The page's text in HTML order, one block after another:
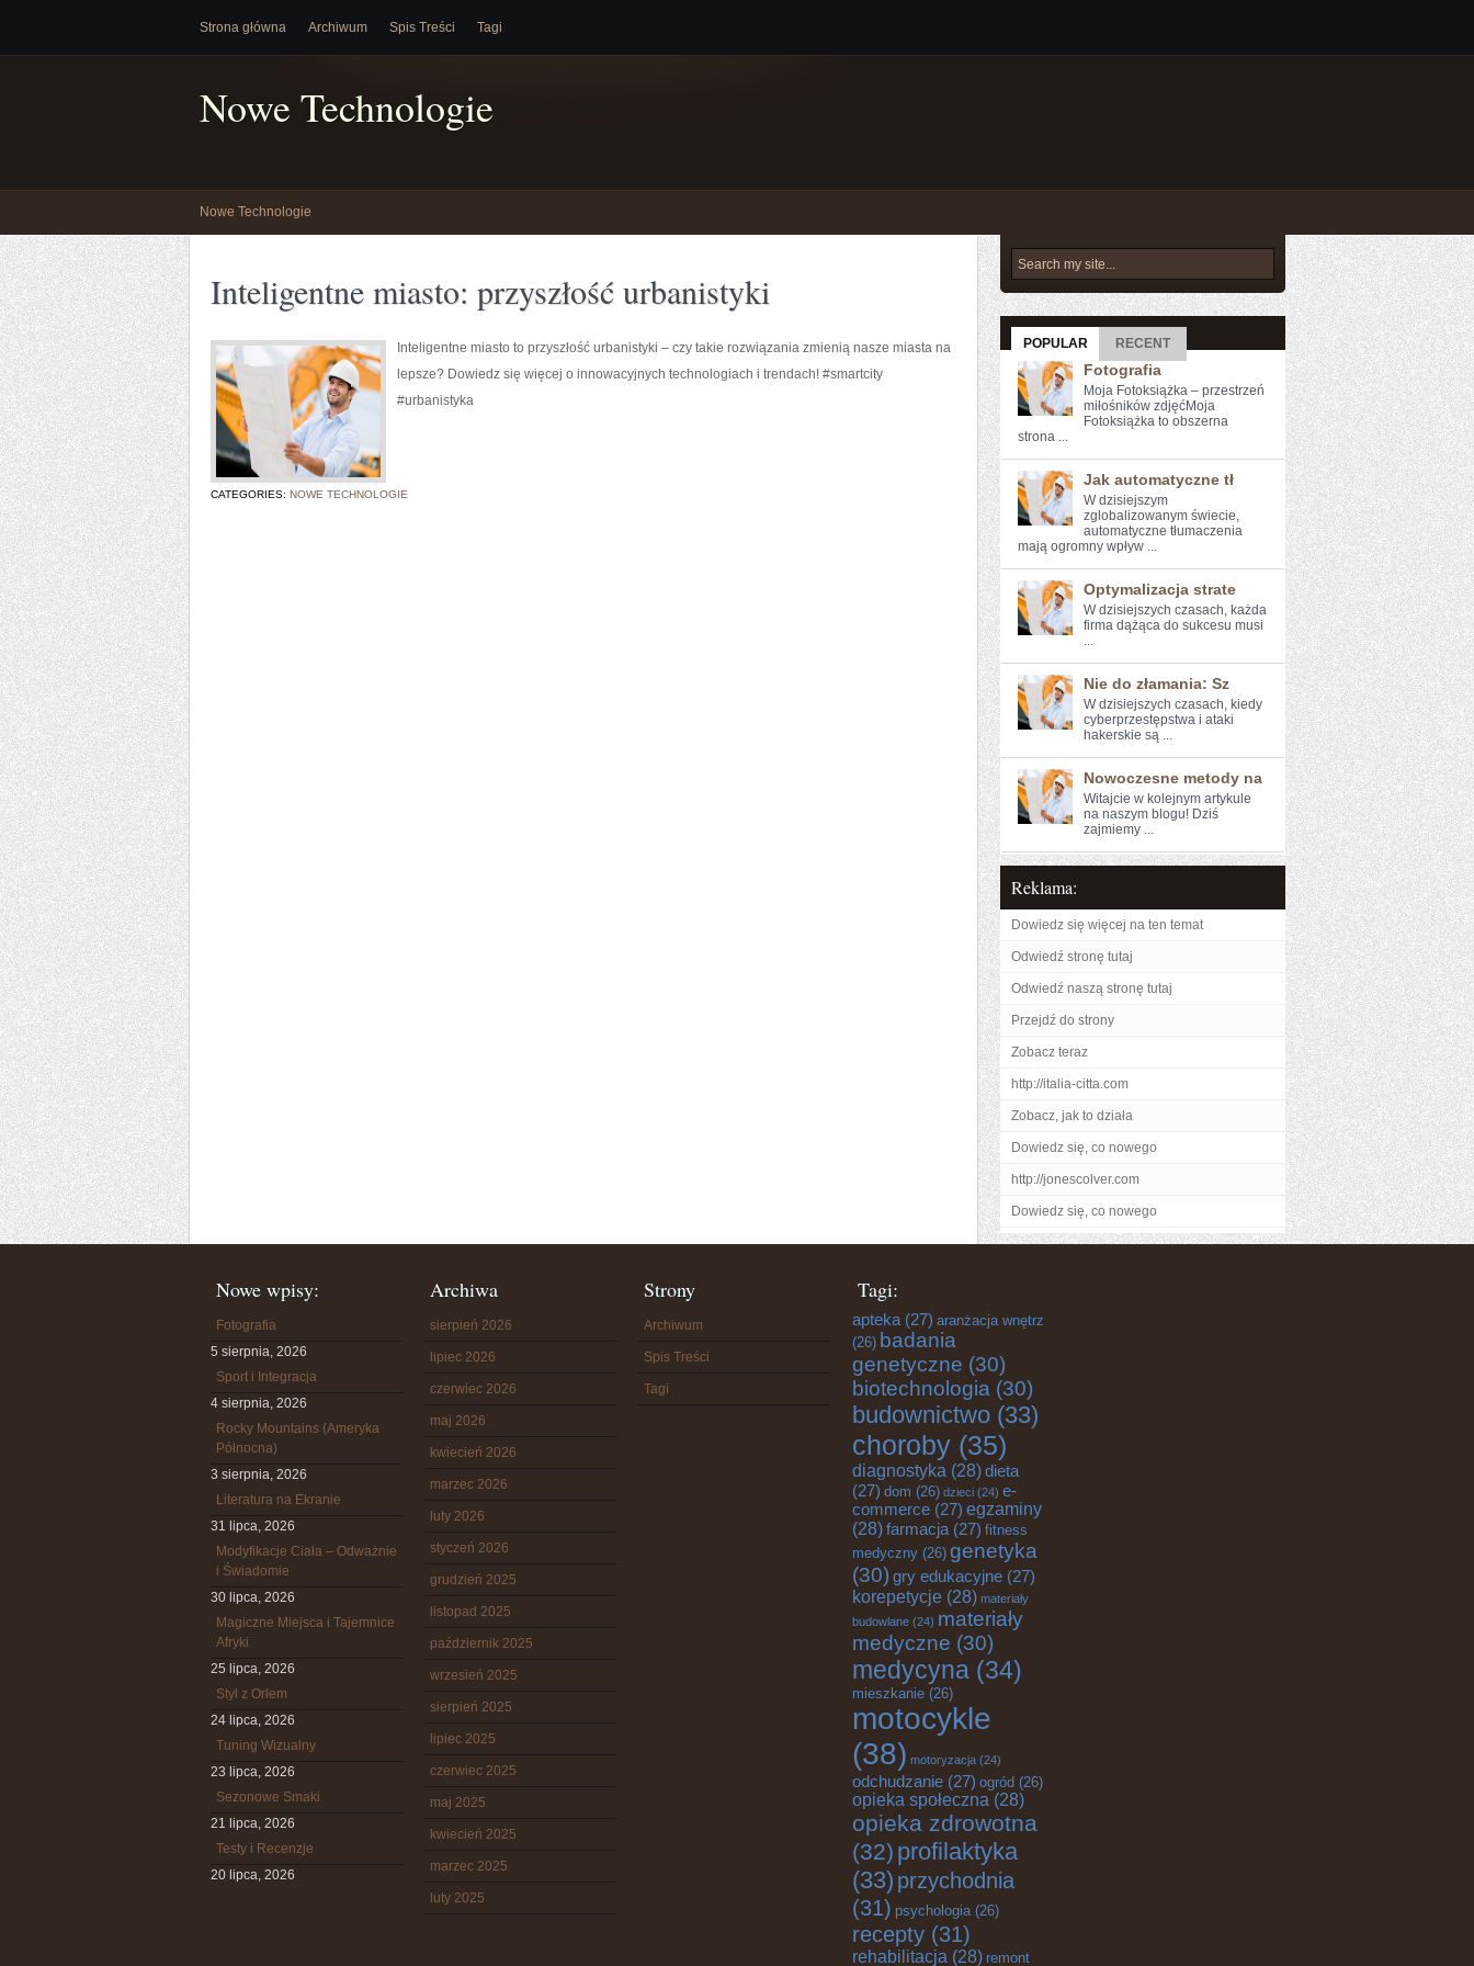
Strona główna Archiwum Spis Treści Tagi
Nowe Technologie
Nowe Technologie
Inteligentne miasto: przyszłość urbanistyki
Inteligentne miasto to przyszłość urbanistyki – czy takie rozwiązania zmienią nasze miasta na
lepsze? Dowiedz się więcej o innowacyjnych technologiach i trendach! #smartcity
#urbanistyka
CATEGORIES: NOWE TECHNOLOGIE
POPULAR RECENT
Fotografia
Moja Fotoksiążka – przestrzeń
miłośników zdjęćMoja
Fotoksiążka to obszerna
strona ...
Jak automatyczne tł
W‌ dzisiejszym
zglobalizowanym​ świecie,
⁣automatyczne ⁣tłumaczenia
mają ogromny wpływ ...
Optymalizacja strate
W dzisiejszych czasach, każda
firma dążąca do sukcesu musi
...
Nie do złamania: Sz
W ‍dzisiejszych czasach, kiedy
cyberprzestępstwa i ‌ataki
hakerskie są ...
Nowoczesne metody na
Witajcie w kolejnym artykule⁤
na naszym blogu! Dziś
zajmiemy ...
Reklama:
Dowiedz się więcej na ten temat
Odwiedź stronę tutaj
Odwiedź naszą stronę tutaj
Przejdź do strony
Zobacz teraz
http://italia-citta.com
Zobacz, jak to działa
Dowiedz się, co nowego
http://jonescolver.com
Dowiedz się, co nowego
Nowe wpisy:
Fotografia
5 sierpnia, 2026
Sport i Integracja
4 sierpnia, 2026
Rocky Mountains (Ameryka
Północna)
3 sierpnia, 2026
Literatura na Ekranie
31 lipca, 2026
Modyfikacje Ciała – Odważnie
i Świadomie
30 lipca, 2026
Magiczne Miejsca i Tajemnice
Afryki
25 lipca, 2026
Styl z Orłem
24 lipca, 2026
Tuning Wizualny
23 lipca, 2026
Sezonowe Smaki
21 lipca, 2026
Testy i Recenzje
20 lipca, 2026
Archiwa
sierpień 2026
lipiec 2026
czerwiec 2026
maj 2026
kwiecień 2026
marzec 2026
luty 2026
styczeń 2026
grudzień 2025
listopad 2025
październik 2025
wrzesień 2025
sierpień 2025
lipiec 2025
czerwiec 2025
maj 2025
kwiecień 2025
marzec 2025
luty 2025
Strony
Archiwum
Spis Treści
Tagi
Tagi:
apteka (27) aranżacja wnętrz
(26) badania
genetyczne (30)
biotechnologia (30)
budownictwo (33)
choroby (35)
diagnostyka (28)dieta
(27) dom (26) dzieci (24) e-
commerce (27) egzaminy
(28)farmacja (27) fitness
medyczny (26) genetyka
(30) gry edukacyjne (27)
korepetycje (28) materiały
budowlane (24) materiały
medyczne (30)
medycyna (34)
mieszkanie (26)
motocykle
(38) motoryzacja (24)
odchudzanie (27) ogród (26)
opieka społeczna (28)
opieka zdrowotna
(32) profilaktyka
(33) przychodnia
(31) psychologia(26)
recepty (31)
rehabilitacja (28) remont